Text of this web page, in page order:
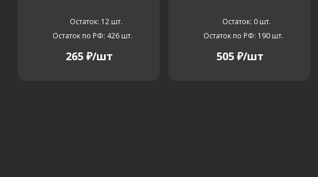
Остаток: 12шт.
Остаток по РФ: 426шт.
265₽/шт
Остаток: 0 шт.
Остаток по РФ: 190шт.
505₽/шт